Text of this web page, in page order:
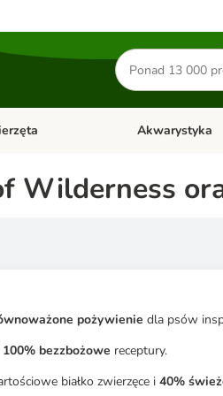
Szukaj
produktów
kategorii: Koty Otwórz menu
Akwarystyka
Wilderness
pożywienie dla psów
bezzbożowe receptury.
białko zwierzęce i40%